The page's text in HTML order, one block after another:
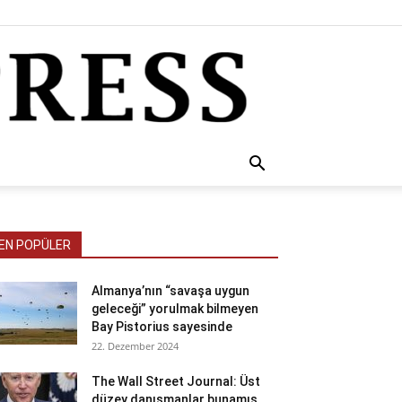
POPÜLER
Almanya’nın “savaşa uygun
geleceği” yorulmak bilmeyen
Bay Pistorius sayesinde
22. Dezember 2024
The Wall Street Journal: Üst